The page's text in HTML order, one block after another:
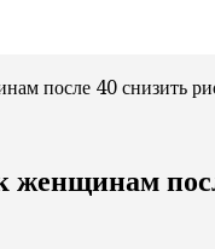
после 40 снизить